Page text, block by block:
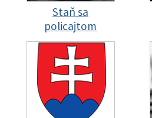
Staň sa
policajtom